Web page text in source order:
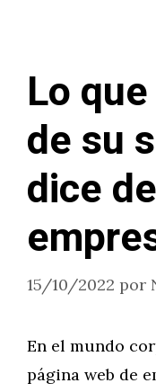
Lo
de su
dice
15/10/2022 por
En el mundo
página web de